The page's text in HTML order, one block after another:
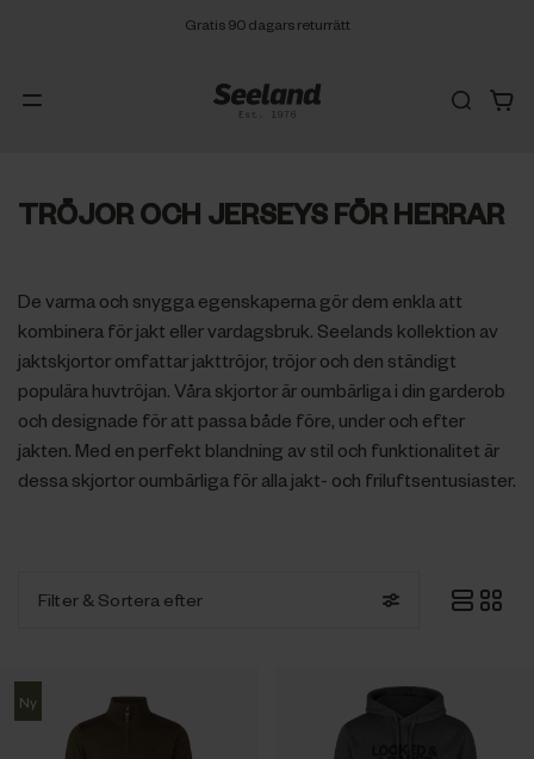
Gratis 90 dagars returrätt
TRÖJOR OCH JERSEYS FÖR HERRAR
De varma och snygga egenskaperna gör dem enkla att
kombinera för jakt eller vardagsbruk. Seelands kollektion av
jaktskjortor omfattar jakttröjor, tröjor och den ständigt
populära huvtröjan. Våra skjortor är oumbärliga i din garderob
och designade för att passa både före, under och efter
jakten. Med en perfekt blandning av stil och funktionalitet är
dessa skjortor oumbärliga för alla jakt- och friluftsentusiaster.
Filter & Sortera efter
Ny